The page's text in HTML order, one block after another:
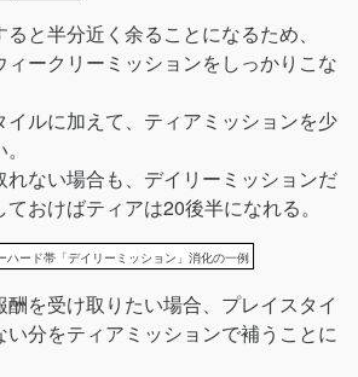
と半分近く余ることになるため、
ークリーミッションをしっかりこな
ルに加えて、ティアミッションを少
れない場合も、デイリーミッションだ
おけばティアは20後半になれる。
ハード帯「デイリーミッション」消化の一例
を受け取りたい場合、プレイスタイ
い分をティアミッションで補うことに